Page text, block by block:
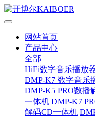
网站首页
产品中心
全部
HiFi数字音乐播放
DMP-K7 数字音乐
DMP-K5 PRO数播
一体机 DMP-K7
解码CD一体机